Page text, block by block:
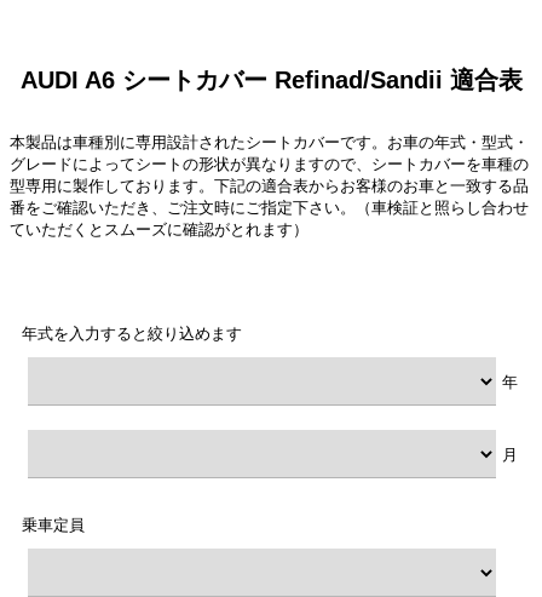
AUDI A6 シートカバー Refinad/Sandii 適合表
本製品は車種別に専用設計されたシートカバーです。お車の年式・型式・
グレードによってシートの形状が異なりますので、シートカバーを車種の
型専用に製作しております。下記の適合表からお客様のお車と一致する品
番をご確認いただき、ご注文時にご指定下さい。（車検証と照らし合わせ
ていただくとスムーズに確認がとれます）
年式を入力すると絞り込めます
年
月
乗車定員